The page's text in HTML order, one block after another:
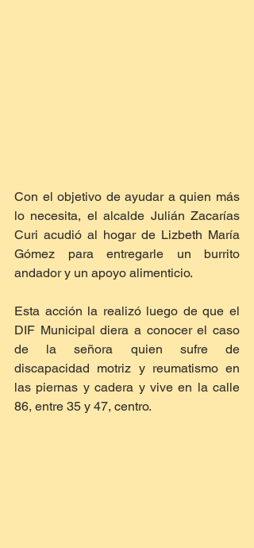
Con el objetivo de ayudar a quien más
lo necesita, el alcalde Julián Zacarías
Curi acudió al hogar de Lizbeth María
Gómez para entregarle un burrito
andador y un apoyo alimenticio.
Esta acción la realizó luego de que el
DIF Municipal diera a conocer el caso
de la señora quien sufre de
discapacidad motriz y reumatismo en
las piernas y cadera y vive en la calle
86, entre 35 y 47, centro.